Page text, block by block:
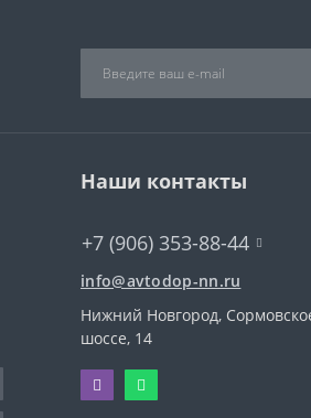
Наши контакты
+7 (906) 353-88-44
info@avtodop-nn.ru
Нижний Новгород,
шоссе, 14